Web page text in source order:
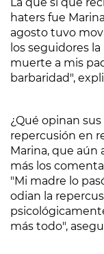
haters fue
agosto tuvo
los seguidores
muerte a mis
barbaridad",
¿Qué opinan
repercusión en
Marina, que aún
más los
"Mi madre lo
odian la
más todo",